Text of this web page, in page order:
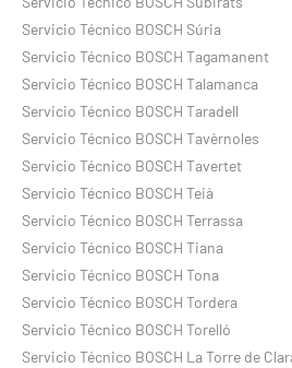
Servicio Técnico BOSCH Súria
Servicio Técnico BOSCH Tagamanent
Servicio Técnico BOSCH Talamanca
Servicio Técnico BOSCH Taradell
Servicio Técnico BOSCH Tavèrnoles
Servicio Técnico BOSCH Tavertet
Servicio Técnico BOSCH Teià
Servicio Técnico BOSCH Terrassa
Servicio Técnico BOSCH Tiana
Servicio Técnico BOSCH Tona
Servicio Técnico BOSCH Tordera
Servicio Técnico BOSCH Torelló
Servicio Técnico BOSCH La Torre de